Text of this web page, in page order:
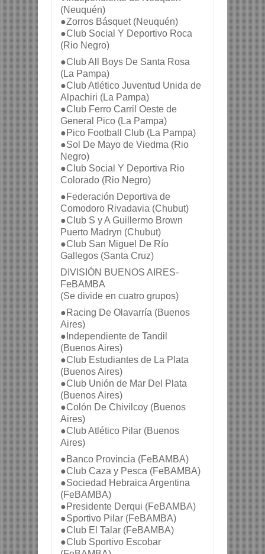
(Neuquén)
●Zorros Básquet (Neuquén)
●Club Social Y Deportivo Roca
(Rio Negro)
●Club All Boys De Santa Rosa
(La Pampa)
●Club Atlético Juventud Unida de
Alpachiri (La Pampa)
●Club Ferro Carril Oeste de
General Pico (La Pampa)
●Pico Football Club (La Pampa)
●Sol De Mayo de Viedma (Rio
Negro)
●Club Social Y Deportiva Rio
Colorado (Rio Negro)
●Federación Deportiva de
Comodoro Rivadavia (Chubut)
●Club S y A Guillermo Brown
Puerto Madryn (Chubut)
●Club San Miguel De Río
Gallegos (Santa Cruz)
DIVISIÓN BUENOS AIRES-
FeBAMBA
(Se divide en cuatro grupos)
●Racing De Olavarría (Buenos
Aires)
●Independiente de Tandil
(Buenos Aires)
●Club Estudiantes de La Plata
(Buenos Aires)
●Club Unión de Mar Del Plata
(Buenos Aires)
●Colón De Chivilcoy (Buenos
Aires)
●Club Atlético Pilar (Buenos
Aires)
●Banco Provincia (FeBAMBA)
●Club Caza y Pesca (FeBAMBA)
●Sociedad Hebraica Argentina
(FeBAMBA)
●Presidente Derqui (FeBAMBA)
●Sportivo Pilar (FeBAMBA)
●Club El Talar (FeBAMBA)
●Club Sportivo Escobar